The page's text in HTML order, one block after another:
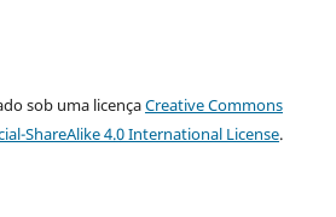
sob uma licençaCreative Commons
ShareAlike 4.0 International License.